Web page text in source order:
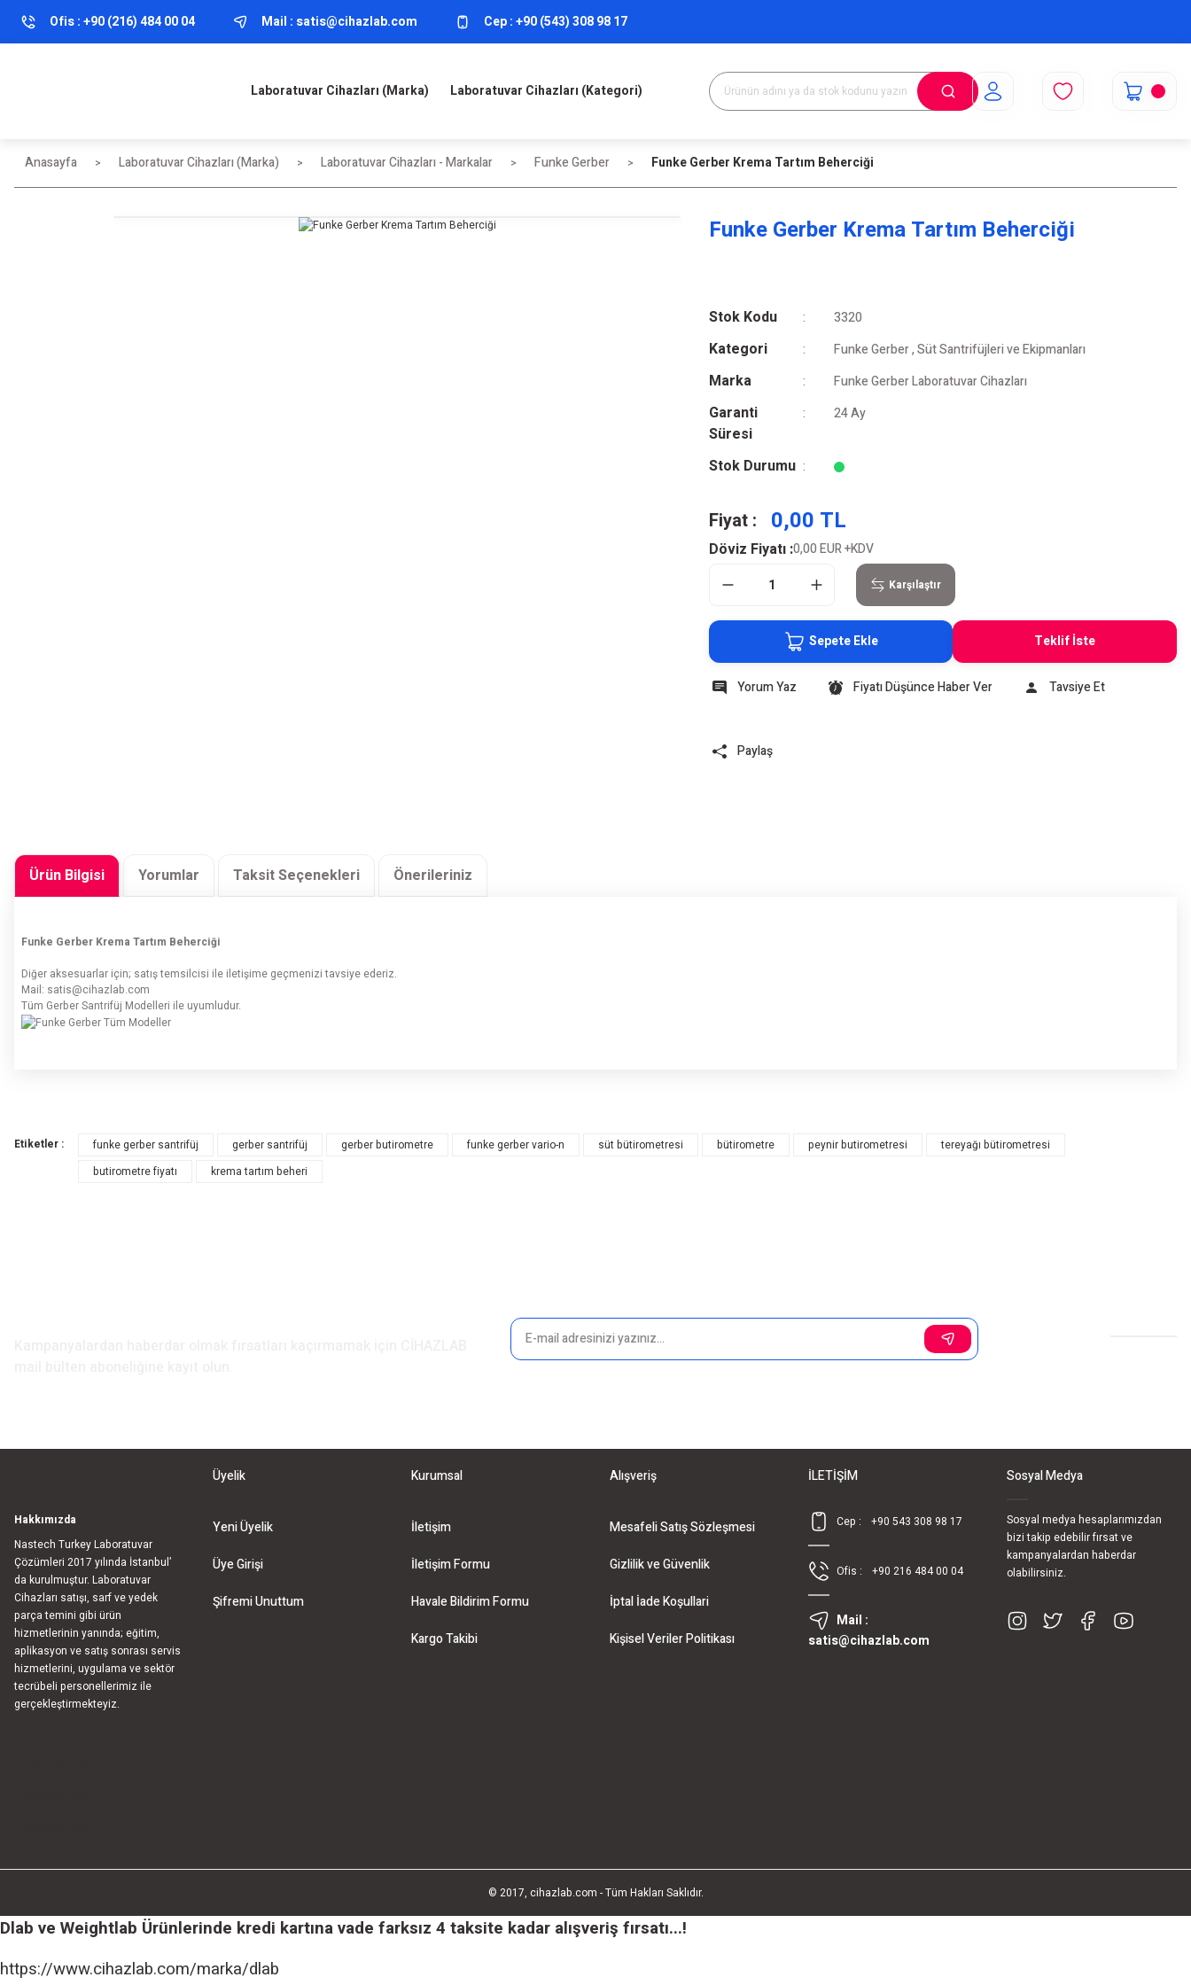
Ofis :+90 (216) 484 00 04 Mail : satis@cihazlab.com Cep :+90 (543) 308 98 17
Laboratuvar Cihazları (Marka) Laboratuvar Cihazları (Kategori)
Anasayfa Laboratuvar Cihazları (Marka) Laboratuvar Cihazları - Markalar Funke Gerber Funke Gerber Krema Tartım Beherciği
Funke Gerber Krema Tartım Beherciği
Stok Kodu 3320
Kategori Funke Gerber,Süt Santrifüjleri ve Ekipmanları
Marka Funke Gerber Laboratuvar Cihazları
Garanti
Süresi
24 Ay
Stok Durumu
Fiyat : 0,00 TL
Döviz Fiyatı :0,00 EUR+KDV
Karşılaştır
Sepete Ekle Teklif İste
Yorum Yaz Fiyatı Düşünce Haber Ver Tavsiye Et
Paylaş
Ürün Bilgisi Yorumlar Taksit Seçenekleri Önerileriniz
Funke Gerber Krema Tartım Beherciği
Diğer aksesuarlar için; satış temsilcisi ile iletişime geçmenizi tavsiye ederiz.
Mail: satis@cihazlab.com
Tüm Gerber Santrifüj Modelleri ile uyumludur.
Etiketler : funke gerber santrifüj gerber santrifüj gerber butirometre funke gerber vario-n süt bütirometresi bütirometre peynir butirometresi
tereyağı bütirometresi
butirometre fiyatı
krema tartım beheri
Hakkımızda
Nastech Turkey Laboratuvar
Çözümleri 2017 yılında İstanbul’
da kurulmuştur. Laboratuvar
Cihazları satışı, sarf ve yedek
parça temini gibi ürün
hizmetlerinin yanında; eğitim,
aplikasyon ve satış sonrası servis
hizmetlerini, uygulama ve sektör
tecrübeli personellerimiz ile
gerçekleştirmekteyiz.
Üyelik
Yeni Üyelik
Üye Girişi
Şifremi Unuttum
Kurumsal
İletişim
İletişim Formu
Havale Bildirim Formu
Kargo Takibi
Alışveriş
Mesafeli Satış Sözleşmesi
Gizlilik ve Güvenlik
İptal İade Koşullari
Kişisel Veriler Politikası
İLETİŞİM
Cep : +90 543 308 98 17
Ofis : +90 216 484 00 04
Mail :
satis@cihazlab.com
Sosyal Medya
Sosyal medya hesaplarımızdan
bizi takip edebilir fırsat ve
kampanyalardan haberdar
olabilirsiniz.
© 2017, cihazlab.com - Tüm Hakları Saklıdır.
Dlab ve Weightlab Ürünlerinde kredi kartına vade farksız 4 taksite kadar alışveriş fırsatı...!
https://www.cihazlab.com/marka/dlab